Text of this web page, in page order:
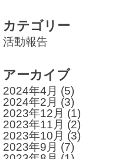
カテゴリー
活動報告
アーカイブ
2024年4月 (5)
2024年2月 (3)
2023年12月 (1)
2023年11月 (2)
2023年10月 (3)
2023年9月 (7)